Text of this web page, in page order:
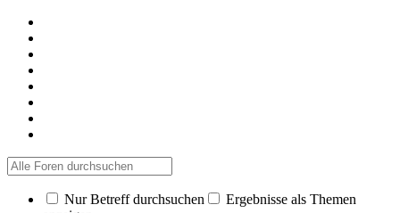
Nur Betreff durchsuchen
Ergebnisse als Themen